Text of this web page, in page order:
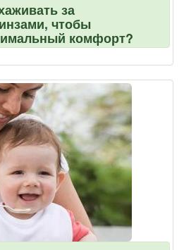
за
чтобы
комфорт?